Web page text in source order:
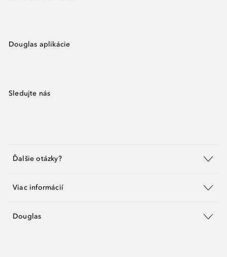
Douglas aplikácie
Sledujte nás
Ďalšie otázky?
Viac informácií
Douglas